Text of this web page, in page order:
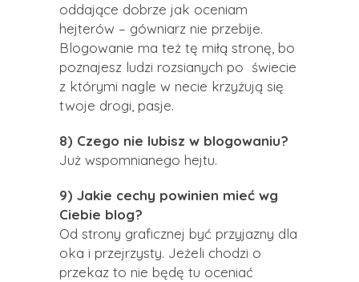
oddające dobrze jak oceniam
hejterów – gówniarz nie przebije.
Blogowanie ma też tę miłą stronę, bo
poznajesz ludzi rozsianych po świecie
z którymi nagle w necie krzyżują się
twoje drogi, pasje.
8) Czego nie lubisz w blogowaniu?
Już wspomnianego hejtu.
9) Jakie cechy powinien mieć wg
Ciebie blog?
Od strony graficznej być przyjazny dla
oka i przejrzysty. Jeżeli chodzi o
przekaz to nie będę tu oceniać